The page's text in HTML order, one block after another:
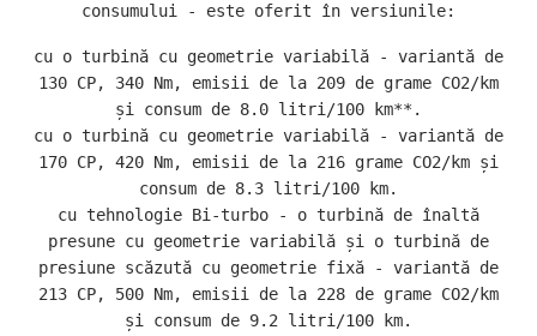
consumului - este oferit în versiunile:
cu o turbină cu geometrie variabilă - variantă de
130 CP, 340 Nm, emisii de la 209 de grame CO2/km
și consum de 8.0 litri/100 km**.
cu o turbină cu geometrie variabilă - variantă de
170 CP, 420 Nm, emisii de la 216 grame CO2/km și
consum de 8.3 litri/100 km.
cu tehnologie Bi-turbo - o turbină de înaltă
presune cu geometrie variabilă și o turbină de
presiune scăzută cu geometrie fixă - variantă de
213 CP, 500 Nm, emisii de la 228 de grame CO2/km
și consum de 9.2 litri/100 km.